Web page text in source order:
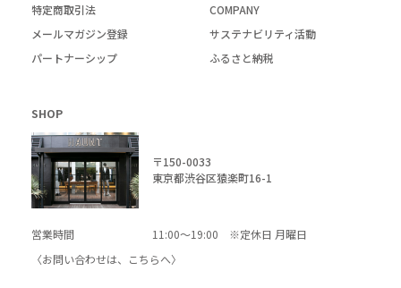
特定商取引法
COMPANY
メールマガジン登録
サステナビリティ活動
パートナーシップ
ふるさと納税
SHOP
〒150-0033
東京都渋谷区猿楽町16-1
営業時間
11:00～19:00 ※定休日 月曜日
〈お問い合わせは、
こちらへ〉